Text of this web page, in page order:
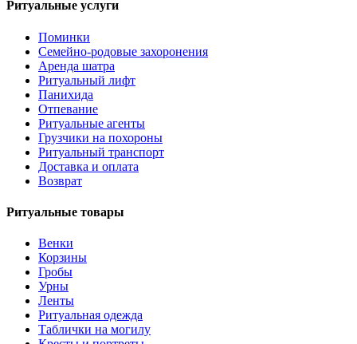
Ритуальные услуги
Поминки
Семейно-родовые захоронения
Аренда шатра
Ритуальный лифт
Панихида
Отпевание
Ритуальные агенты
Грузчики на похороны
Ритуальный транспорт
Доставка и оплата
Возврат
Ритуальные товары
Венки
Корзины
Гробы
Урны
Ленты
Ритуальная одежда
Таблички на могилу